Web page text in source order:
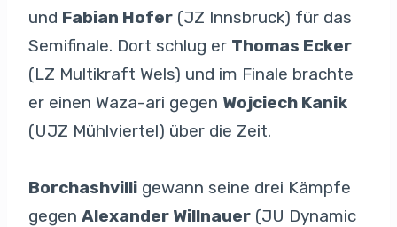
und Fabian Hofer (JZ Innsbruck) für das
Semifinale. Dort schlug er Thomas Ecker
(LZ Multikraft Wels) und im Finale brachte
er einen Waza-ari gegen Wojciech Kanik
(UJZ Mühlviertel) über die Zeit.
Borchashvilli gewann seine drei Kämpfe
gegen Alexander Willnauer (JU Dynamic